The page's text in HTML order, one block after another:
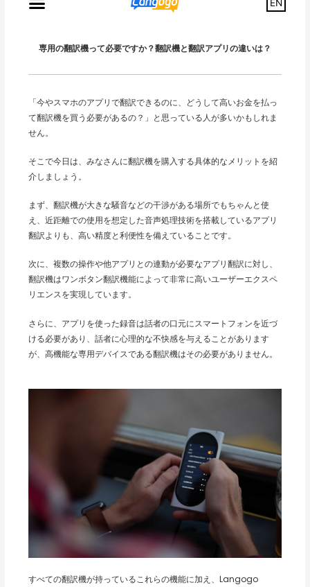
EN
専用の翻訳機って必要ですか？翻訳機と翻訳アプリの違いは？
「今やスマホのアプリで翻訳できるのに、どうして高いお金を払っ
て翻訳機を買う必要があるの？」と思っている人が多いかもしれま
せん。
そこで今日は、みなさんに翻訳機を購入する具体的なメリットを紹
介しましょう。
まず、翻訳機が大きな騒音などの干渉がある場所でもちゃんと使
え、近距離での使用を想定した音声処理技術を搭載しているアプリ
翻訳よりも、高い精度と利便性を備えていることです。
次に、複数の操作や他アプリとの連動が必要なアプリ翻訳に対し、
翻訳機はワンボタン翻訳機能によって非常に高いユーザーエクスペ
リエンスを実現しています。
さらに、アプリを使った録音は話者の口元にスマートフォンを近づ
ける必要があり、話者に心理的な不快感を与えることがあります
が、高機能な専用デバイスである翻訳機はその必要がありません。
すべての翻訳機が持っているこれらの機能に加え、Langogo